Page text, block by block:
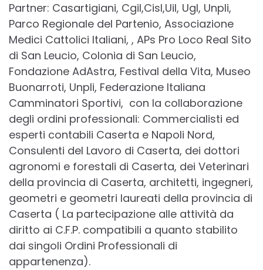
Partner: Casartigiani, Cgil,Cisl,Uil, Ugl, Unpli,
Parco Regionale del Partenio, Associazione
Medici Cattolici Italiani, , APs Pro Loco Real Sito
di San Leucio, Colonia di San Leucio,
Fondazione AdAstra, Festival della Vita, Museo
Buonarroti, Unpli, Federazione Italiana
Camminatori Sportivi, con la collaborazione
degli ordini professionali: Commercialisti ed
esperti contabili Caserta e Napoli Nord,
Consulenti del Lavoro di Caserta, dei dottori
agronomi e forestali di Caserta, dei Veterinari
della provincia di Caserta, architetti, ingegneri,
geometri e geometri laureati della provincia di
Caserta ( La partecipazione alle attività da
diritto ai C.F.P. compatibili a quanto stabilito
dai singoli Ordini Professionali di
appartenenza).